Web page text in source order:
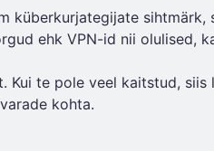
küberkurjategijate
ehk VPN-id nii olulised,
Kui te pole veel kaitstud,
kohta.